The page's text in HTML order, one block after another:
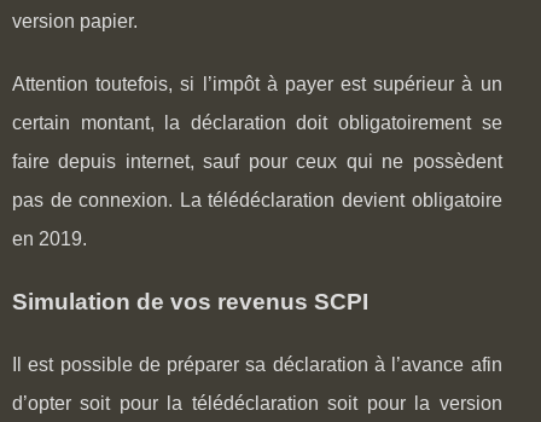
version papier.
Attention toutefois, si l’impôt à payer est supérieur à un
certain montant, la déclaration doit obligatoirement se
faire depuis internet, sauf pour ceux qui ne possèdent
pas de connexion. La télédéclaration devient obligatoire
en 2019.
Simulation de vos revenus SCPI
Il est possible de préparer sa déclaration à l’avance afin
d’opter soit pour la télédéclaration soit pour la version